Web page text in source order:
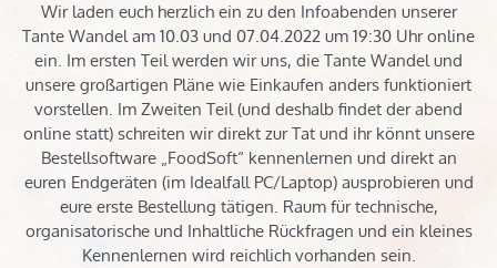
Wir laden euch herzlich ein zu den Infoabenden unserer
Tante Wandel am 10.03 und 07.04.2022 um 19:30 Uhr online
ein. Im ersten Teil werden wir uns, die Tante Wandel und
unsere großartigen Pläne wie Einkaufen anders funktioniert
vorstellen. Im Zweiten Teil (und deshalb findet der abend
online statt) schreiten wir direkt zur Tat und ihr könnt unsere
Bestellsoftware „FoodSoft“ kennenlernen und direkt an
euren Endgeräten (im Idealfall PC/Laptop) ausprobieren und
eure erste Bestellung tätigen. Raum für technische,
organisatorische und Inhaltliche Rückfragen und ein kleines
Kennenlernen wird reichlich vorhanden sein.